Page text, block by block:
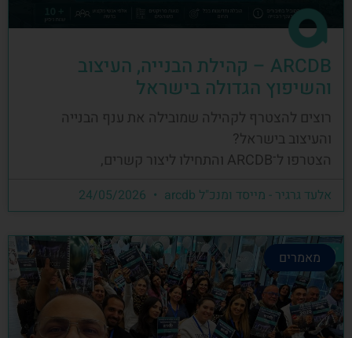
ARCDB – קהילת הבנייה, העיצוב
והשיפוץ הגדולה בישראל
רוצים להצטרף לקהילה שמובילה את ענף הבנייה
והעיצוב בישראל?
הצטרפו ל־ARCDB והתחילו ליצור קשרים,
אלעד גרגיר - מייסד ומנכ"ל arcdb
מאמרים